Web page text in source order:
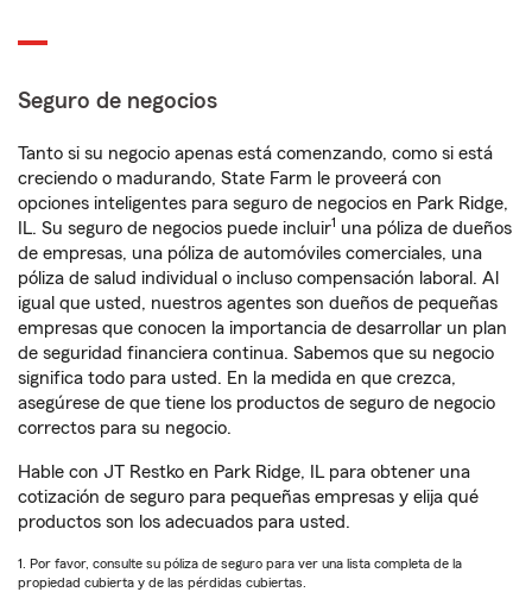
Seguro de negocios
Tanto si su negocio apenas está comenzando, como si está
creciendo o madurando, State Farm le proveerá con
opciones inteligentes para seguro de negocios en Park Ridge,
IL. Su seguro de negocios puede incluir1 una póliza de dueños
de empresas, una póliza de automóviles comerciales, una
póliza de salud individual o incluso compensación laboral. Al
igual que usted, nuestros agentes son dueños de pequeñas
empresas que conocen la importancia de desarrollar un plan
de seguridad financiera continua. Sabemos que su negocio
significa todo para usted. En la medida en que crezca,
asegúrese de que tiene los productos de seguro de negocio
correctos para su negocio.
Hable con JT Restko en Park Ridge, IL para obtener una
cotización de seguro para pequeñas empresas y elija qué
productos son los adecuados para usted.
1. Por favor, consulte su póliza de seguro para ver una lista completa de la
propiedad cubierta y de las pérdidas cubiertas.